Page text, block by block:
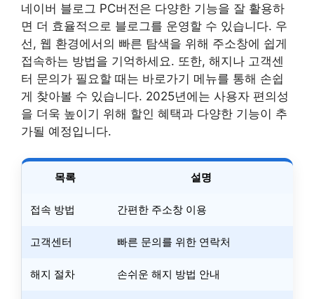
네이버 블로그 PC버전은 다양한 기능을 잘 활용하
면 더 효율적으로 블로그를 운영할 수 있습니다. 우
선, 웹 환경에서의 빠른 탐색을 위해 주소창에 쉽게
접속하는 방법을 기억하세요. 또한, 해지나 고객센
터 문의가 필요할 때는 바로가기 메뉴를 통해 손쉽
게 찾아볼 수 있습니다. 2025년에는 사용자 편의성
을 더욱 높이기 위해 할인 혜택과 다양한 기능이 추
가될 예정입니다.
목록 설명
접속 방법 간편한 주소창 이용
고객센터 빠른 문의를 위한 연락처
해지 절차 손쉬운 해지 방법 안내